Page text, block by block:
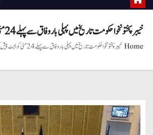
خیبر پختونخوا حکومت تاریخ میں پہلی بار وفاق سے پہلے 24 مئی کو بجٹ پیش کریگی
Homeخیبر پختونخوا حکومت تاریخ میں پہلی بار وفاق سے پہلے 24 مئی کو بجٹ پیش کریگی